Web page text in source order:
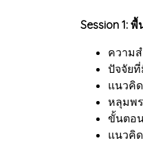
Session 1:
ความ
ปัจจัย
แนวคิ
หลุมพ
ขั้นตอ
แนวคิด